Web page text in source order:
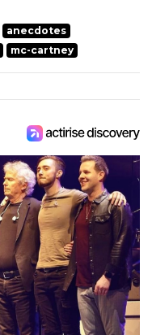
anecdotes
mc-cartney